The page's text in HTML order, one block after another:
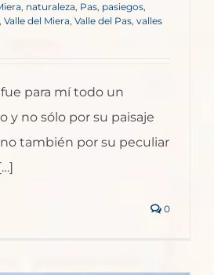
, naturaleza, Pas, pasiegos,
, Valle del Miera, Valle del Pas, valles
fue para mí todo un
y no sólo por su paisaje
también por su peculiar
0